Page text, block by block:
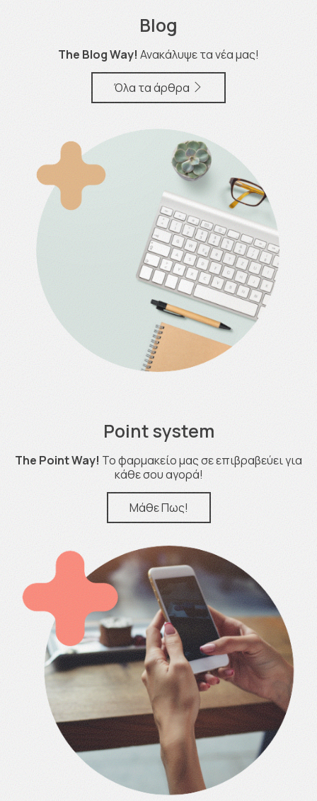
Blog
The Blog Way! Ανακάλυψε τα νέα μας!
Όλα τα άρθρα
Point system
The Point Way! Το φαρμακείο μας σε επιβραβεύει για
κάθε σου αγορά!
Μάθε Πως!